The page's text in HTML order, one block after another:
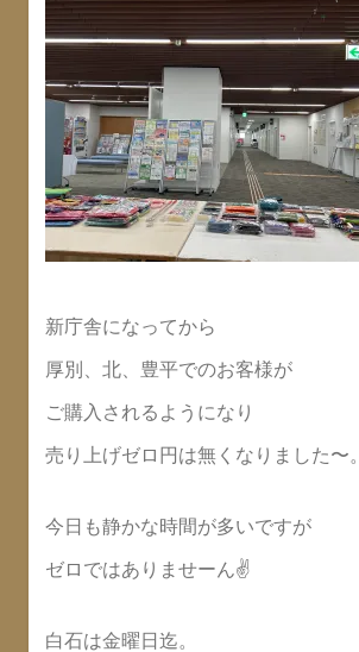
新庁舎になってから
厚別、北、豊平でのお客様が
ご購入されるようになり
売り上げゼロ円は無くなりました〜。
今日も静かな時間が多いですが
ゼロではありませーん✌️
白石は金曜日迄。